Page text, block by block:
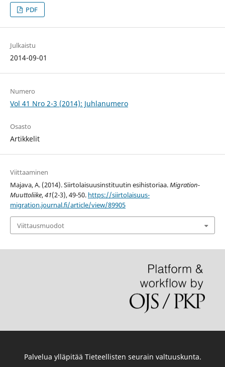
PDF
Julkaistu
2014-09-01
Numero
Vol 41 Nro 2-3 (2014): Juhlanumero
Osasto
Artikkelit
Viittaaminen
Majava, A. (2014). Siirtolaisuusinstituutin esihistoriaa.Migration-
Muuttoliike,41(2-3), 49-50. https://siirtolaisuus-
migration.journal.fi/article/view/89905
Viittausmuodot
Palvelua ylläpitää Tieteellisten seurain valtuuskunta.